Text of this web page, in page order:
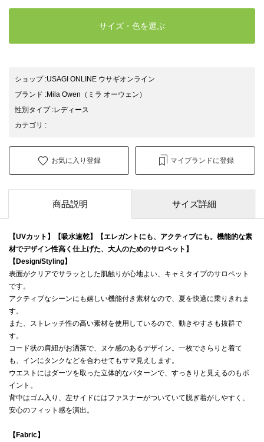
サイズ・色を選ぶ
ショップ:USAGI ONLINE ウサギオンライン
ブランド :Mila Owen （ミラ オーウェン）
性別タイプ:レディース
カテゴリ :
お気に入り登録 マイブランドに登録
商品説明 サイズ詳細
【UVカット】【吸水速乾】【エレガントにも、アクティブにも。機能的な素
材でデザイン性高く仕上げた、大人のためのサロペット】
【Design/Styling】
表面がクリアでサラッとした肌触りが心地よい、キャミタイプのサロペット
です。
アクティブなシーンにも嬉しい機能付き素材なので、夏を快適に乗りきれま
す。
また、ストレッチ性の高い素材を使用しているので、動きやすさも抜群で
す。
コード状の肩紐がお洒落で、ヌケ感のあるデザイン。一枚でさらりと着て
も、インにタンクなどを合わせてもサマ見えします。
ウエストにはダーツを取った立体的なパターンで、すっきりと見えるのもポ
イント。
背中はゴム入り、左サイドにはファスナーがついていて脱ぎ着がしやすく、
安心のフィット感を演出。
【Fabric】